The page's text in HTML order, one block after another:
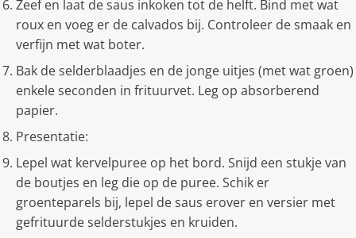
Zeef en laat de saus inkoken tot de helft. Bind met wat
roux en voeg er de calvados bij. Controleer de smaak en
verfijn met wat boter.
Bak de selderblaadjes en de jonge uitjes (met wat groen)
enkele seconden in frituurvet. Leg op absorberend
papier.
Presentatie:
Lepel wat kervelpuree op het bord. Snijd een stukje van
de boutjes en leg die op de puree. Schik er
groenteparels bij, lepel de saus erover en versier met
gefrituurde selderstukjes en kruiden.